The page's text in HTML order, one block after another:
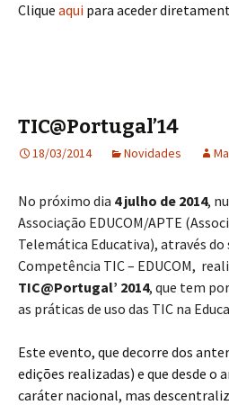
Clique aqui para aceder
TIC@Portugal’14
18/03/2014 Novidades
No próximo dia 4 julho de 2014,
Associação EDUCOM/APTE
Telemática Educativa), através do
Competência TIC – EDUCOM,
TIC@Portugal’ 2014, que tem
as práticas de uso das TIC na
Este evento, que decorre dos
edições realizadas) e que desde o
caráter nacional, mas